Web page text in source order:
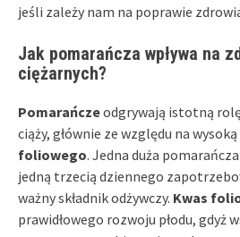
jeśli zależy nam na poprawie
Jak pomarańcza wpływa na
ciężarnych?
Pomarańczeodgrywają istotną
ciąży, głównie ze względu na
foliowego. Jedna duża
jedną trzecią dziennego
ważny składnik odżywczy. Kwas
prawidłowego rozwoju płodu, gdyż